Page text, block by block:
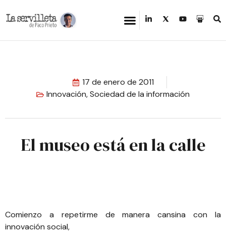
17 de enero de 2011
Innovación,Sociedad de la información
El museo está en la calle
Comienzo a repetirme de manera cansina con la
innovación social,